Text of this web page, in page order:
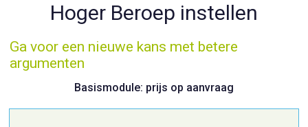
Hoger Beroep instellen
Ga voor een nieuwe kans met betere
argumenten
Basismodule: prijs op aanvraag